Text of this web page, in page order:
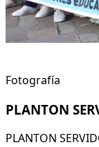
Fotografía
PLANTON
PLANTON